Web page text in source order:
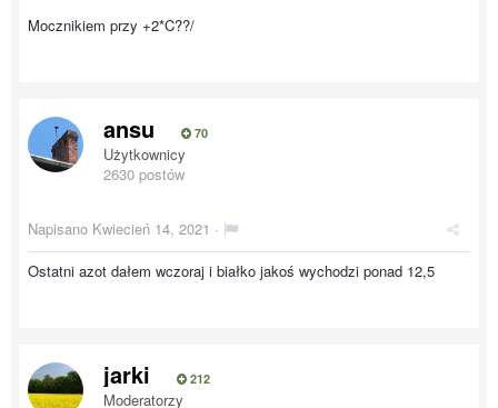
Mocznikiem przy +2*C??/
ansu 70
Użytkownicy
2630 postów
Napisano Kwiecień 14, 2021 ·
Ostatni azot dałem wczoraj i białko jakoś wychodzi ponad 12,5
jarki 212
Moderatorzy